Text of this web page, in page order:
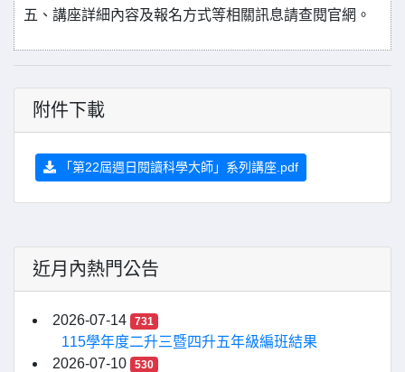
五、講座詳細內容及報名方式等相關訊息請查閱官網。
附件下載
「第22屆週日閱讀科學大師」系列講座.pdf
近月內熱門公告
2026-07-14 731
115學年度二升三暨四升五年級編班結果
2026-07-10
530